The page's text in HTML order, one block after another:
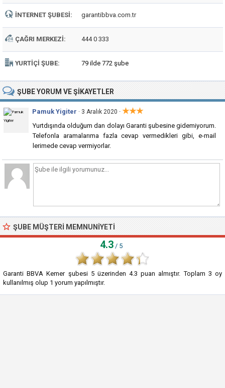
İNTERNET ŞUBESI: garantibbva.com.tr
ÇAĞRI MERKEZI: 444 0 333
YURTIÇI ŞUBE: 79 ilde 772 şube
ŞUBEYORUM VE ŞIKAYETLER
Pamuk Yigiter · 3 Aralık 2020 · ★★★
Yurtdışında olduğum dan dolayı Garanti şubesine gidemiyorum.
Telefonla aramalarıma fazla cevap vermedikleri gibi, e-mail
lerimede cevap vermiyorlar.
ŞUBE MÜŞTERI MEMNUNIYETI
4.3 / 5
Garanti BBVA Kemer şubesi 5üzerinden4.3 puan almıştır. Toplam 3 oy
kullanılmış olup 1 yorum yapılmıştır.